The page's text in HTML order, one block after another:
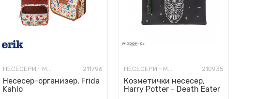
НЕСЕСЕРИ - МОДНИ 211796
Несесер-организер, Frida
Kahlo
НЕСЕСЕРИ - МОДНИ 210935
Козметички несесер,
Harry Potter - Death Eater